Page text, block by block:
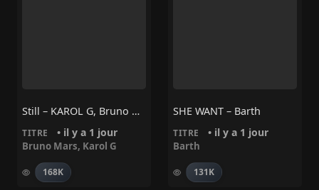
Still – KAROL G, Bruno Mars
TITRE • il y a 1 jour
Bruno Mars, Karol G
168K
SHE WANT – Barth
TITRE • il y a 1 jour
Barth
131K